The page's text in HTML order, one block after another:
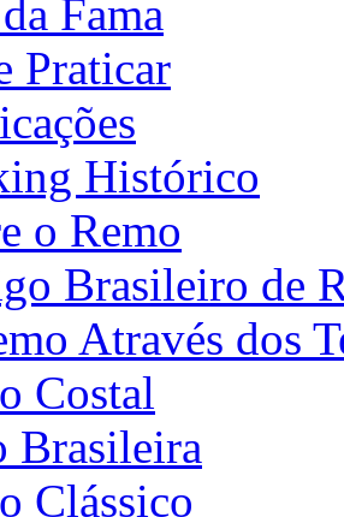
Fama
Praticar
Histórico
o Remo
Brasileiro de
Através dos
Costal
Brasileira
Clássico